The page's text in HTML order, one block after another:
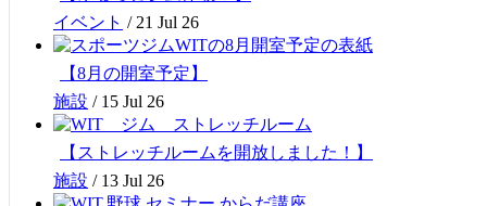
イベント / 21 Jul 26
【8月の開室予定】
施設 / 15 Jul 26
【ストレッチルームを開放しました！】
施設 / 13 Jul 26